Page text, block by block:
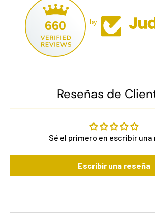
660 by
Reseñas de
Sé el primero en escribir una
Escribir una reseña